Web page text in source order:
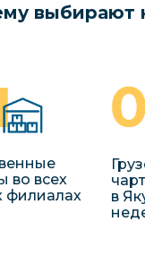
выбирают
во всех
филиалах
в